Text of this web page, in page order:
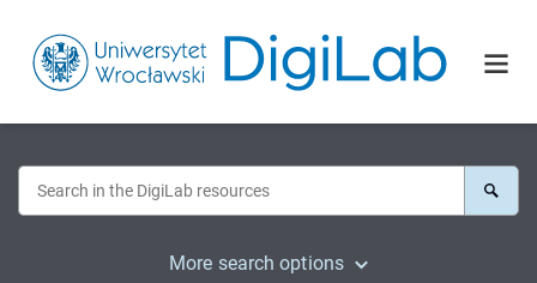
More search options